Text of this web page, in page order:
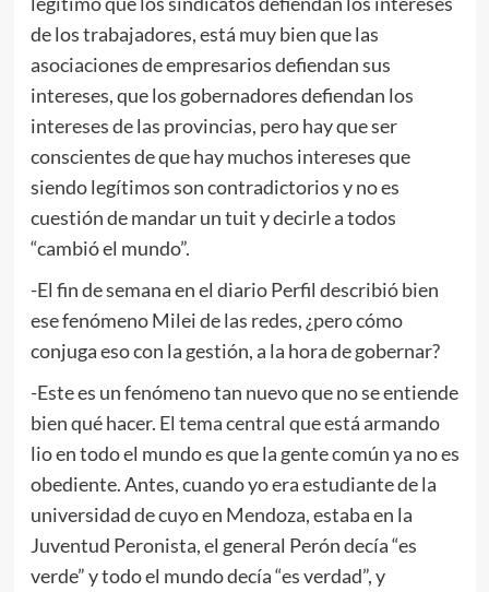
de los trabajadores, está muy bien que las
asociaciones de empresarios defiendan sus
intereses, que los gobernadores defiendan los
intereses de las provincias, pero hay que ser
conscientes de que hay muchos intereses que
siendo legítimos son contradictorios y no es
cuestión de mandar un tuit y decirle a todos
“cambió el mundo”.
-El fin de semana en el diario Perfil describió bien
ese fenómeno Milei de las redes, ¿pero cómo
conjuga eso con la gestión, a la hora de gobernar?
-Este es un fenómeno tan nuevo que no se entiende
bien qué hacer. El tema central que está armando
lio en todo el mundo es que la gente común ya no es
obediente. Antes, cuando yo era estudiante de la
universidad de cuyo en Mendoza, estaba en la
Juventud Peronista, el general Perón decía “es
verde” y todo el mundo decía “es verdad”, y